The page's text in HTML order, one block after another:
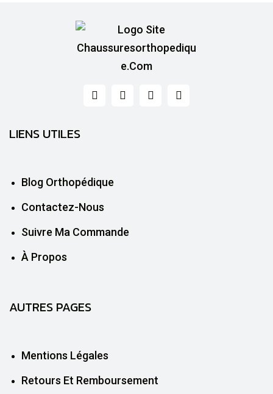
LIENS UTILES
Blog Orthopédique
Contactez-Nous
Suivre Ma Commande
À Propos
AUTRES PAGES
Mentions Légales
Retours Et Remboursement